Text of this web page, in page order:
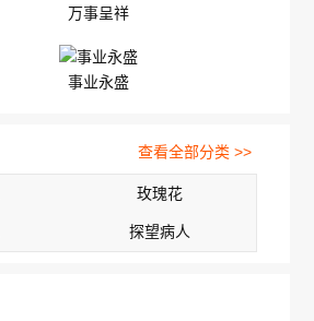
万事呈祥
事业永盛
查看全部分类 >>
玫瑰花
探望病人